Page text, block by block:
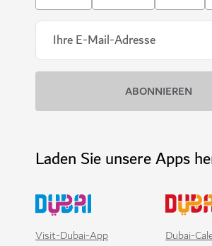
Laden Sie unsere Apps
Visit-Dubai-App Dubai-